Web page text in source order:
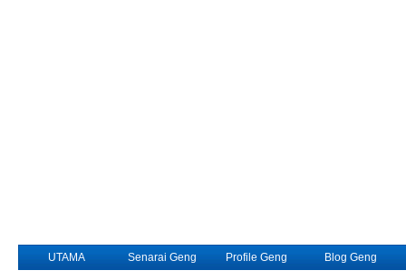
UTAMA Senarai Geng Profile Geng Blog Geng